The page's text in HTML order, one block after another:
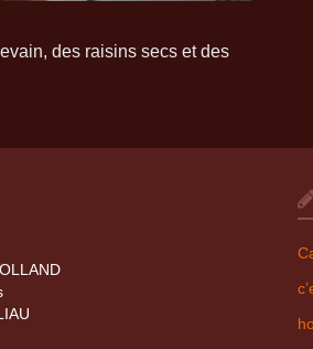
des raisins secs et des